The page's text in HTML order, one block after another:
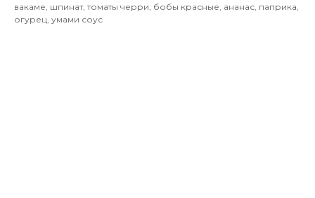
вакаме, шпинат, томаты черри, бобы красные, ананас, паприка,
огурец, умами соус